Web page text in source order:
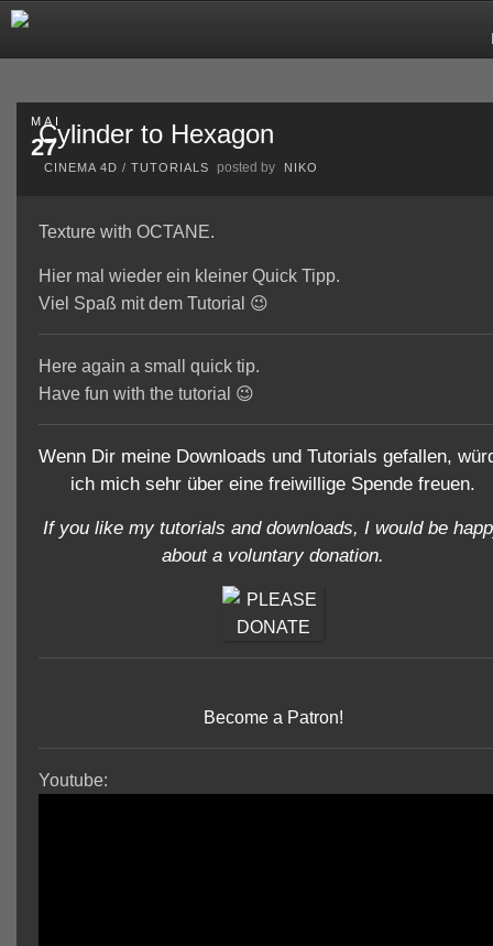
MAI
27
Cylinder to Hexagon
CINEMA 4D /TUTORIALS posted by NIKO
Texture with OCTANE.
Hier mal wieder ein kleiner Quick Tipp.
Viel Spaß mit dem Tutorial 😉
Here again a small quick tip.
Have fun with the tutorial 😉
Wenn Dir meine Downloads und Tutorials gefallen,
ich mich sehr über eine freiwillige Spende freuen.
If you like my tutorials and downloads, I would be
about a voluntary donation.
Become a Patron!
Youtube: